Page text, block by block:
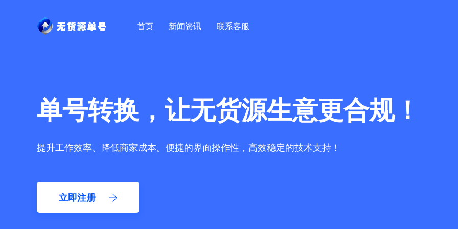
首页 新闻资讯 联系客服
单号转换，让无货源生意更合规！
提升工作效率、降低商家成本。便捷的界面操作性，高效稳定的技术支持！
立即注册